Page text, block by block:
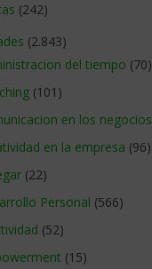
(242)
(2.843)
del tiempo (70)
(101)
en los negocios
en la empresa (96)
(22)
Personal (566)
(52)
(15)